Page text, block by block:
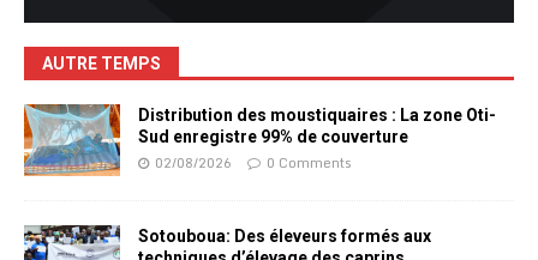
AUTRE TEMPS
Distribution des moustiquaires : La zone Oti-
Sud enregistre 99% de couverture
02/08/2026 0 Comments
Sotouboua: Des éleveurs formés aux